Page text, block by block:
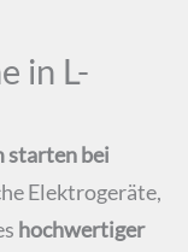
in L-
starten bei
Elektrogeräte,
hochwertiger